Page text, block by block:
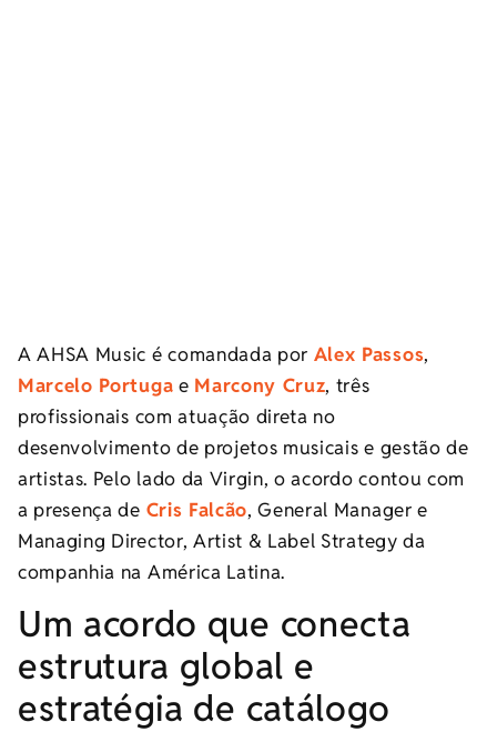
A AHSA Music é comandada por Alex Passos,
Marcelo Portuga e Marcony Cruz, três
profissionais com atuação direta no
desenvolvimento de projetos musicais e gestão de
artistas. Pelo lado da Virgin, o acordo contou com
a presença de Cris Falcão, General Manager e
Managing Director, Artist & Label Strategy da
companhia na América Latina.
Um acordo que conecta
estrutura global e
estratégia de catálogo